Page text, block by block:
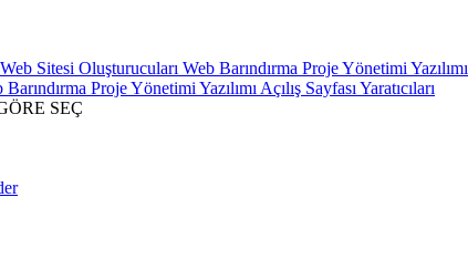
Web Sitesi Oluşturucuları Web Barındırma Proje Yönetimi Yazılımı
Barındırma Proje Yönetimi Yazılımı Açılış Sayfası Yaratıcıları
SEÇ